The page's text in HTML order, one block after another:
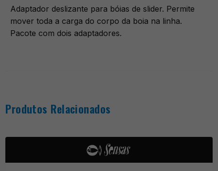
Adaptador deslizante para bóias de slider. Permite
mover toda a carga do corpo da boia na linha.
Pacote com dois adaptadores.
Produtos Relacionados